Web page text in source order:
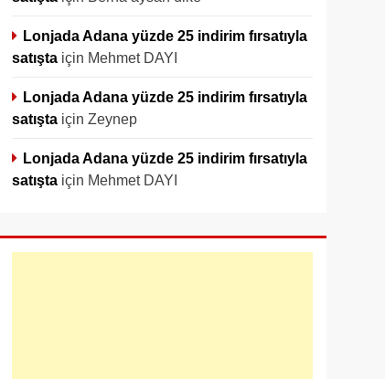
Lonjada Adana yüzde 25 indirim fırsatıyla
satışta için Mehmet DAYI
Lonjada Adana yüzde 25 indirim fırsatıyla
satışta için Zeynep
Lonjada Adana yüzde 25 indirim fırsatıyla
satışta için Mehmet DAYI